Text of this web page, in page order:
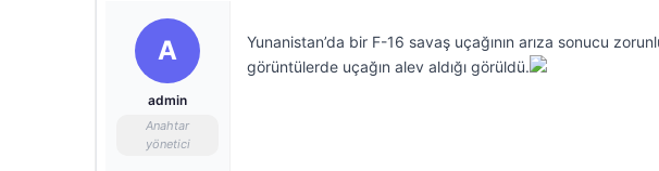
A
admin
Anahtar
yönetici
Yunanistan’da bir F-16 savaş uçağının arıza sonucu
görüntülerde uçağın alev aldığı görüldü.